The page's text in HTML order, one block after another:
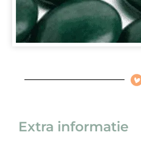
Extra informatie